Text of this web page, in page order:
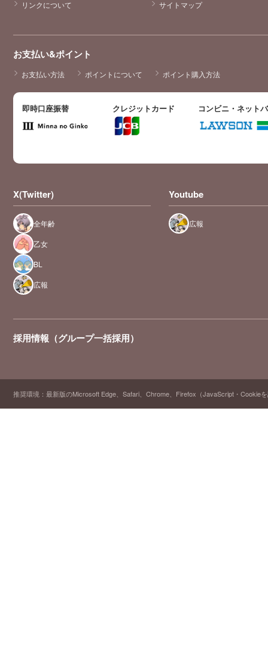
リンクについて サイトマップ
お支払い&ポイント
お支払い方法 ポイントについて ポイント購入方法
即時口座振替 クレジットカード コンビニ・ネット
X(Twitter)
全年齢
乙女
BL
広報
Youtube
広報
採用情報（グループ一括採用）
推奨環境：最新版のMicrosoft Edge、Safari、Chrome、Firefox（JavaScript・Cookie